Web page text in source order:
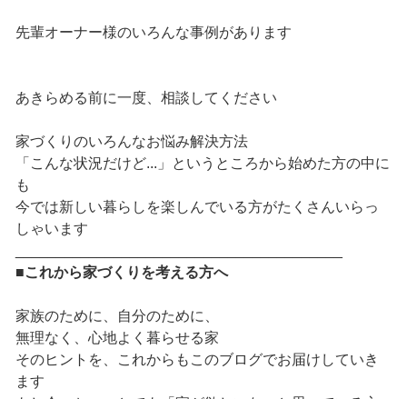
先輩オーナー様のいろんな事例があります
あきらめる前に一度、相談してください
家づくりのいろんなお悩み解決方法
「こんな状況だけど...」というところから始めた方の中に
も
今では新しい暮らしを楽しんでいる方がたくさんいらっ
しゃいます
■これから家づくりを考える方へ
家族のために、自分のために、
無理なく、心地よく暮らせる家
そのヒントを、これからもこのブログでお届けしていき
ます